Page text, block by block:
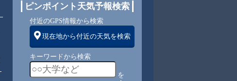
1 1 2 2
ピンポイント天気予報検索
付近のGPS情報から検索
現在地から付近の天気を検索
キーワードから検索
を